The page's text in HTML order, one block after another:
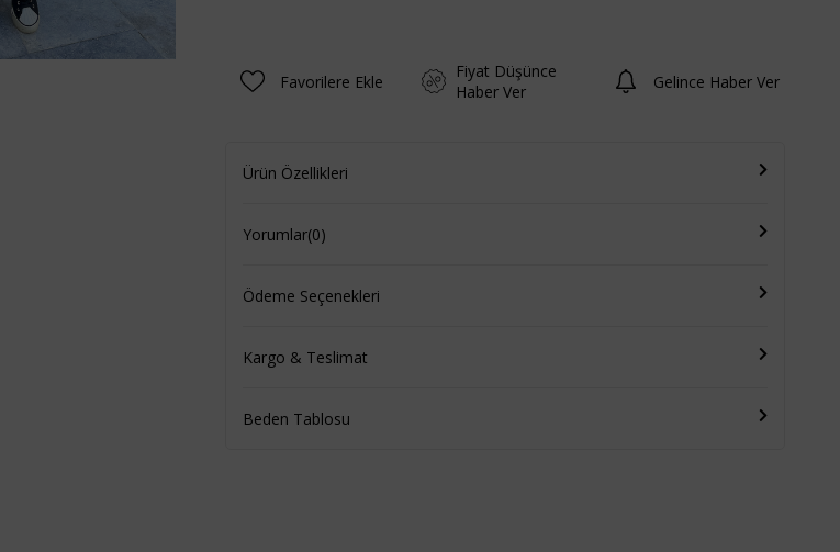
Favorilere Ekle
Fiyat Düşünce
Haber Ver
Gelince Haber Ver
Ürün Özellikleri
Yorumlar(0)
Ödeme Seçenekleri
Kargo & Teslimat
Beden Tablosu